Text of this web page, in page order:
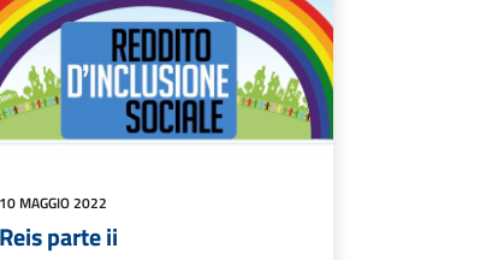
MAGGIO 2022
parte ii